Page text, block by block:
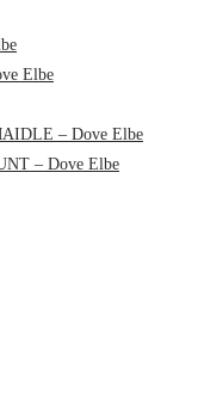
Elbe
– Dove Elbe
– Dove Elbe